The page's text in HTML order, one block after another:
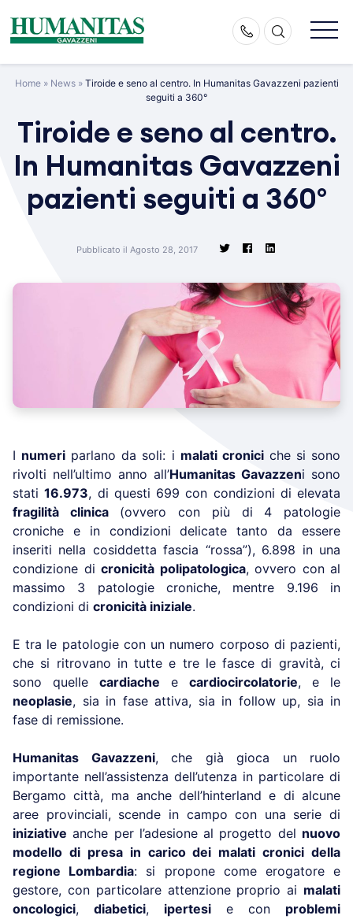
content
Home» News» Tiroide e seno al centro. In Humanitas Gavazzeni pazienti
seguiti a 360°
Tiroide e seno al centro.
In Humanitas Gavazzeni
pazienti seguiti a 360°
Pubblicato il Agosto 28, 2017
I numeri parlano da soli: i malati croniciche si sono
rivolti nell’ultimo anno all’Humanitas Gavazzeni sono
stati16.973, di questi 699 con condizioni di elevata
fragilità clinica(ovvero con più di 4 patologie
croniche e in condizioni delicate tanto da essere
inseriti nella cosiddetta fascia “rossa”), 6.898 in una
condizione di cronicità polipatologica, ovvero con al
massimo 3 patologie croniche, mentre 9.196 in
condizioni di cronicità iniziale.
E tra le patologie con un numero corposo di pazienti,
che si ritrovano in tutte e tre le fasce di gravità, ci
sono quelle cardiache e cardiocircolatorie, e le
neoplasie, sia in fase attiva, sia in follow up, sia in
fase di remissione.
Humanitas Gavazzeni, che già gioca un ruolo
importante nell’assistenza dell’utenza in particolare di
Bergamo città, ma anche dell’hinterland e di alcune
aree provinciali, scende in campo con una serie di
iniziative anche per l’adesione al progetto del nuovo
modello di presa in carico dei malati cronici della
regione Lombardia: si propone come erogatore e
gestore, con particolare attenzione proprio ai malati
oncologici, diabetici, ipertesi e con problemi